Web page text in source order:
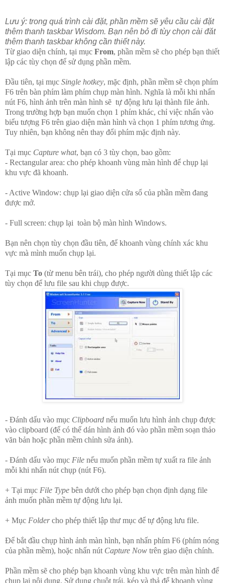
Lưu ý: trong quá trình cài đặt, phần mềm sẽ yêu cầu cài đặt
thêm thanh taskbar Wisdom. Bạn nên bỏ đi tùy chọn cài đăt
thêm thanh taskbar không cần thiết này.
Từ giao diện chính, tại mục From, phần mềm sẽ cho phép bạn thiết
lập các tùy chọn để sử dụng phần mềm.
Đầu tiên, tại mục Single hotkey, mặc định, phần mềm sẽ chọn phím
F6 trên bàn phím làm phím chụp màn hình. Nghĩa là mỗi khi nhấn
nút F6, hình ảnh trên màn hình sẽ tự động lưu lại thành file ảnh.
Trong trường hợp bạn muốn chọn 1 phím khác, chỉ việc nhấn vào
biểu tượng F6 trên giao diện màn hình và chọn 1 phím tương ứng.
Tuy nhiên, bạn không nên thay đổi phím mặc định này.
Tại mục Capture what, bạn có 3 tùy chọn, bao gồm:
- Rectangular area: cho phép khoanh vùng màn hình để chụp lại
khu vực đã khoanh.
- Active Window: chụp lại giao diện cửa sổ của phần mềm đang
được mở.
- Full screen: chụp lại toàn bộ màn hình Windows.
Bạn nên chọn tùy chọn đầu tiên, để khoanh vùng chính xác khu
vực mà mình muốn chụp lại.
Tại mục To (từ menu bên trái), cho phép người dùng thiết lập các
tùy chọn để lưu file sau khi chụp được.
- Đánh dấu vào mục Clipboard nếu muốn lưu hình ảnh chụp được
vào clipboard (để có thể dán hình ảnh đó vào phần mềm soạn thảo
văn bản hoặc phần mềm chỉnh sửa ảnh).
- Đánh dấu vào mục File nếu muốn phần mềm tự xuất ra file ảnh
mỗi khi nhấn nút chụp (nút F6).
+ Tại mục File Type bên dưới cho phép bạn chọn định dạng file
ảnh muốn phần mềm tự động lưu lại.
+ Mục Foldercho phép thiết lập thư mục để tự động lưu file.
Để bắt đầu chụp hình ảnh màn hình, bạn nhấn phím F6 (phím nóng
của phần mềm), hoặc nhấn nút Capture Now trên giao diện chính.
Phần mềm sẽ cho phép bạn khoanh vùng khu vực trên màn hình để
chụp lại nội dung. Sử dụng chuột trái, kéo và thả để khoanh vùng